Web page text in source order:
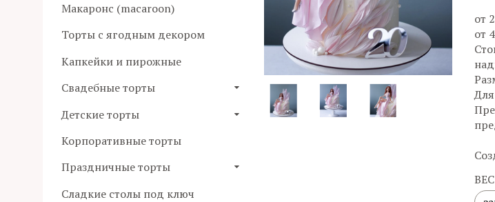
от
от
ВЕС
Макаронс (macaroon)
Торты с ягодным декором
Капкейки и пирожные
Свадебные торты
Детские торты
Корпоративные торты
Праздничные торты
Сладкие столы под ключ